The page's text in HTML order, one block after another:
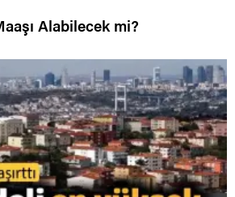
Alabilecek mi?